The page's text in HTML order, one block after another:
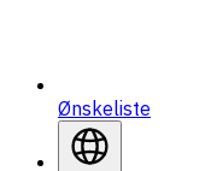
Ønskeliste